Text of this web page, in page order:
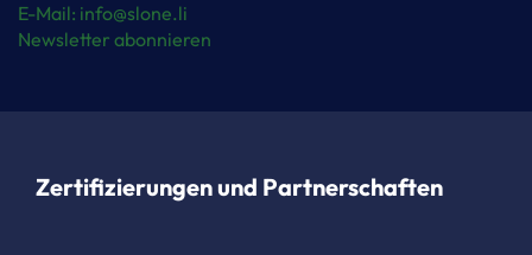
E-Mail: info@slone.li
Newsletter abonnieren
Zertifizierungen und Partnerschaften